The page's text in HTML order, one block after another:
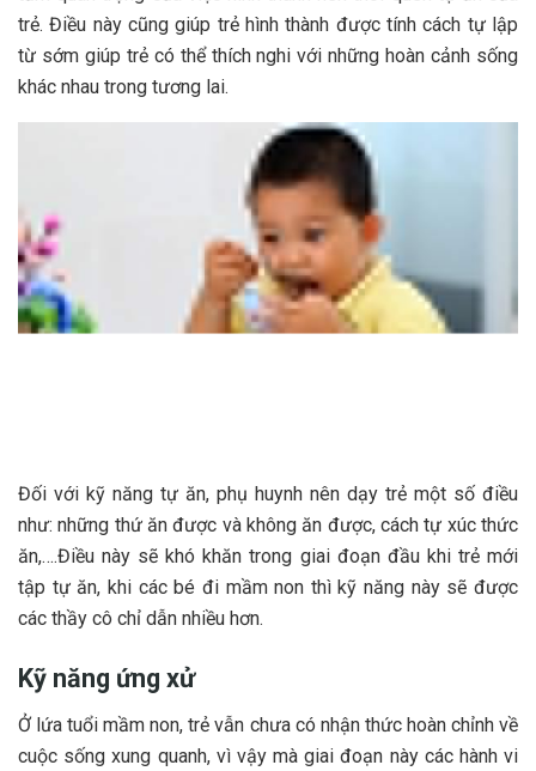
trẻ. Điều này cũng giúp trẻ hình thành được tính cách tự lập
từ sớm giúp trẻ có thể thích nghi với những hoàn cảnh sống
khác nhau trong tương lai.
Đối với kỹ năng tự ăn, phụ huynh nên dạy trẻ một số điều
như: những thứ ăn được và không ăn được, cách tự xúc thức
ăn,….Điều này sẽ khó khăn trong giai đoạn đầu khi trẻ mới
tập tự ăn, khi các bé đi mầm non thì kỹ năng này sẽ được
các thầy cô chỉ dẫn nhiều hơn.
Kỹ năng ứng xử
Ở lứa tuổi mầm non, trẻ vẫn chưa có nhận thức hoàn chỉnh về
cuộc sống xung quanh, vì vậy mà giai đoạn này các hành vi